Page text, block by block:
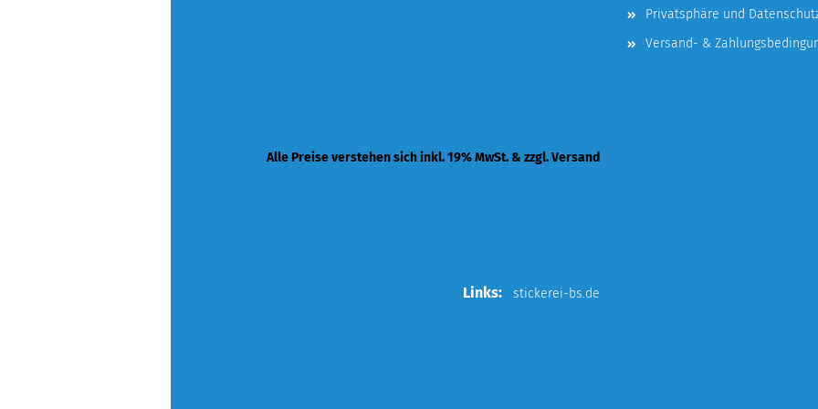
Privatsphäre und
Versand- &
Alle Preise verstehen sich inkl. 19% MwSt. & zzgl. Versand
Links: stickerei-bs.de